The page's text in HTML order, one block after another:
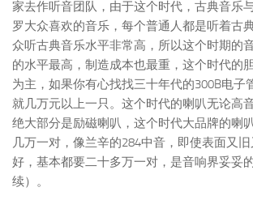
家去作听音团队，由于这个时代，古典音乐
罗大众喜欢的音乐，每个普通人都是听着古
众听古典音乐水平非常高，所以这个时期的
的水平最高，制造成本也最重，这个时代的
为主，如果你有心找找三十年代的300B电子
就几万元以上一只。这个时代的喇叭无论高
绝大部分是励磁喇叭，这个时代大品牌的喇
几万一对，像兰辛的284中音，即使表面又
好，基本都要二十多万一对，是音响界妥妥
续）。